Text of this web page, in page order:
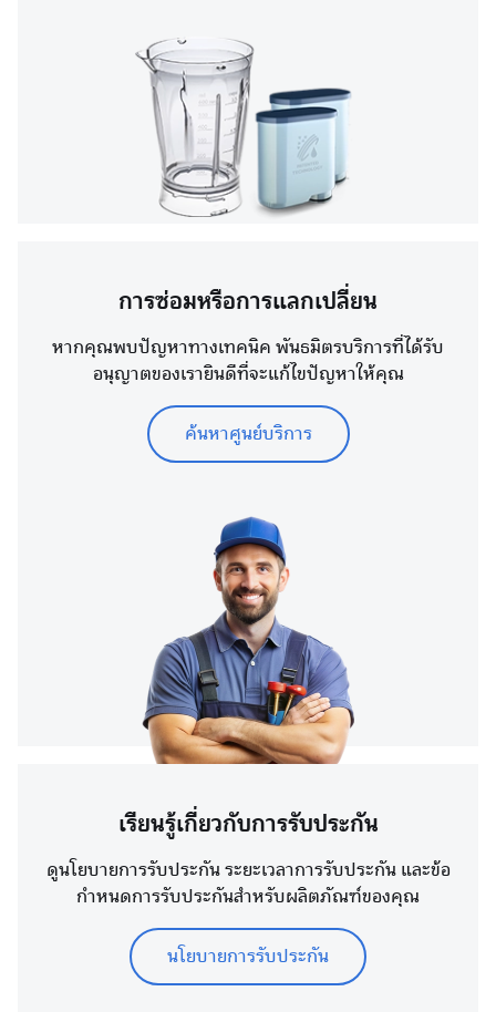
การซ่อมหรือการแลกเปลี่ยน
หากคุณพบปัญหาทางเทคนิค พันธมิตรบริการที่ได้รับ
อนุญาตของเรายินดีที่จะแก้ไขปัญหาให้คุณ
ค้นหาศูนย์บริการ
เรียนรู้เกี่ยวกับการรับประกัน
ดูนโยบายการรับประกัน ระยะเวลาการรับประกัน และข้อ
กำหนดการรับประกันสำหรับผลิตภัณฑ์ของคุณ
นโยบายการรับประกัน